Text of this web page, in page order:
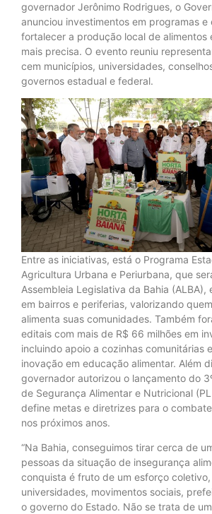
governador Jerônimo Rodrigues, o
anunciou investimentos em programas e
fortalecer a produção local de alimentos
mais precisa. O evento reuniu
cem municípios, universidades,
governos estadual e federal.
Entre as iniciativas, está o Programa
Agricultura Urbana e Periurbana, que
Assembleia Legislativa da Bahia (ALBA),
em bairros e periferias, valorizando
alimenta suas comunidades. Também
editais com mais de R$ 66 milhões em
incluindo apoio a cozinhas comunitárias
inovação em educação alimentar. Além
governador autorizou o lançamento do
de Segurança Alimentar e Nutricional
define metas e diretrizes para o
nos próximos anos.
“Na Bahia, conseguimos tirar cerca de
pessoas da situação de insegurança
conquista é fruto de um esforço
universidades, movimentos sociais,
o governo do Estado. Não se trata de